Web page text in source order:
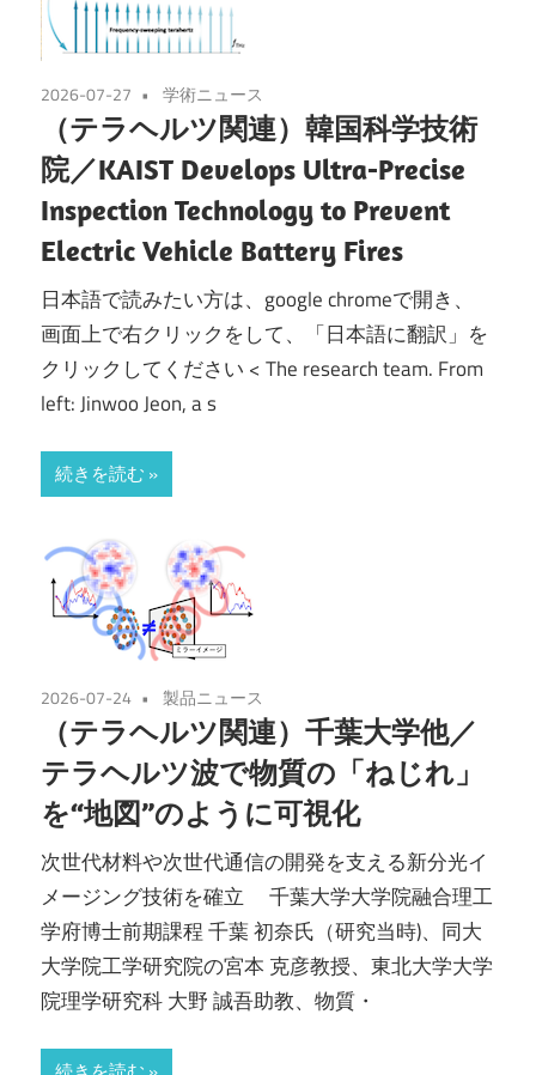
2026-07-27 学術ニュース
（テラヘルツ関連）韓国科学技術
院／KAIST Develops Ultra-Precise
Inspection Technology to Prevent
Electric Vehicle Battery Fires​
日本語で読みたい方は、google chromeで開き、
画面上で右クリックをして、「日本語に翻訳」を
クリックしてください < The research team. From
left: Jinwoo Jeon, a s
続きを読む
2026-07-24 製品ニュース
（テラヘルツ関連）千葉大学他／
テラヘルツ波で物質の「ねじれ」
を“地図”のように可視化
次世代材料や次世代通信の開発を支える新分光イ
メージング技術を確立 千葉大学大学院融合理工
学府博士前期課程 千葉 初奈氏（研究当時)、同大
大学院工学研究院の宮本 克彦教授、東北大学大学
院理学研究科 大野 誠吾助教、物質・